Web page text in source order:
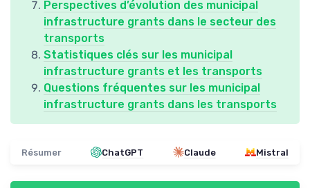
Perspectives d’évolution des municipal
infrastructure grants dans le secteur des
transports
Statistiques clés sur les municipal
infrastructure grants et les transports
Questions fréquentes sur les municipal
infrastructure grants dans les transports
Résumer ChatGPT Claude Mistral